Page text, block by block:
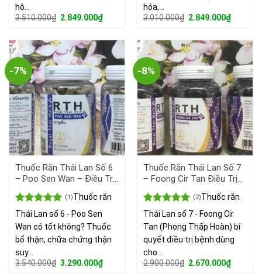
hô…
3.510.000₫ Giá
3.510.000₫.
2.849.000₫Giá
hiện
là:
2.849.000₫.
hóa,…
3.010.000₫ Giá
3.010.000₫.
2.849.000₫Giá
hiện
là:
-7%
Thuốc Rắn Thái Lan Số 6
– Poo Sen Wan – Điều Trị
Không Đều
Được xếp
hạng5.00
5 sao
(1)Thuốc rắn
Thái Lan số 6 - Poo Sen
Wan có tốt không? Thuốc
bổ thận, chữa chứng thận
suy…
3.540.000₫ Giá
3.290.000₫Giá
hiện
-8%
Thuốc Rắn Thái Lan Số 7
– Foong Cir Tan Điều Trị
Bệnh Gout Hiệu Quả
Được xếp
hạng5.00
5 sao
(2)Thuốc rắn
Thái Lan số 7 - Foong Cir
Tan (Phong Thấp Hoàn) bí
quyết điều trị bệnh dùng
cho…
2.900.000₫ Giá
2.670.000₫Giá
hiện